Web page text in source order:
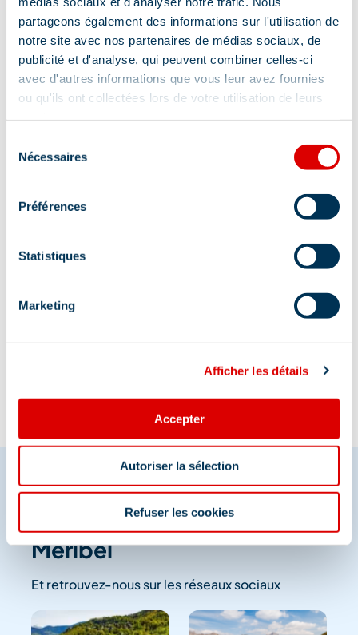
partageons également des informations sur l'utilisation de
notre site avec nos partenaires de médias sociaux, de
publicité et d'analyse, qui peuvent combiner celles-ci
avec d'autres informations que vous leur avez fournies
ou qu'ils ont collectées lors de votre utilisation de leurs
Nécessaires
Préférences
Statistiques
Marketing
Afficher les détails
Accepter
Autoriser la sélection
Refuser les cookies
25/11/2025
Partagez vos moments à
Méribel
Et retrouvez-nous sur les réseaux sociaux